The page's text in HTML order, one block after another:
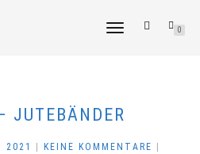
NAVIGATION
0
JUTEBÄNDER
2021 KEINE KOMMENTARE